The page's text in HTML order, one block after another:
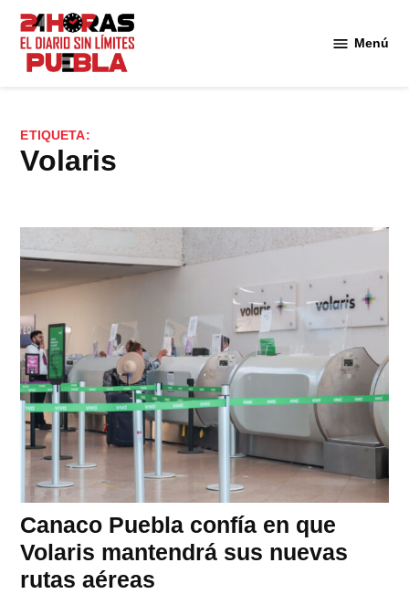
Saltar
contenido
Menú
ETIQUETA:
volaris
Canaco Puebla confía en que
Volaris mantendrá sus nuevas
rutas aéreas